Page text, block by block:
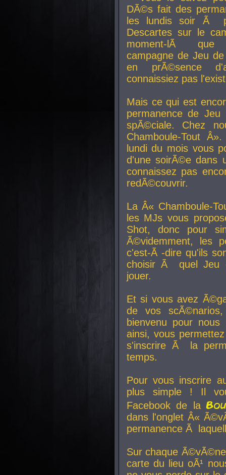
DÃ©s fait des
les lundis soir Ã
Descartes sur le
moment-lÃ que
campagne de Jeu
en prÃ©sence
connaissiez pas
Mais ce qui est
permanence de
spÃ©ciale. Chez
Chamboule-Tout
lundi du mois vous
d'une soirÃ©e dans
connaissez pas
redÃ©couvrir.
La Â« Chamboule-
les MJs vous
Shot, donc pour
Ã©videmment, les
c'est-Ã -dire qu'ils
choisir Ã quel Jeu
jouer.
Et si vous avez
de vos
bienvenu pour
ainsi, vous
s'inscrire Ã la
temps.
Pour vous inscrire
plus simple ! Il
Facebook de la
dans l'onglet Â«
permanence Ã
Sur chaque
carte du lieu oÃ¹